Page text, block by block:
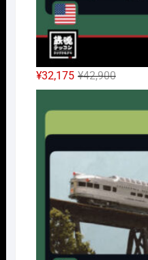
¥42,900元
の
価
し
た。
¥32,175
現
在
の
で
す。